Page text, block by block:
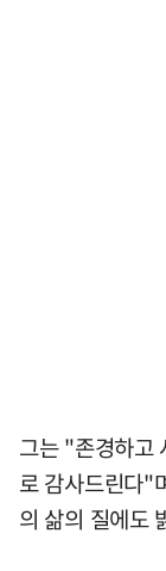
그는 "존경하고
로 감사드린다"
의 삶의 질에도